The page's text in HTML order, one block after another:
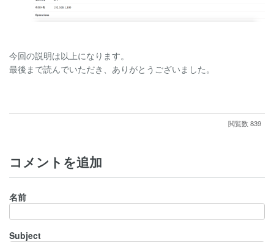
今回の説明は以上になります。
最後まで読んでいただき、ありがとうございました。
閲覧数 839
コメントを追加
名前
Subject